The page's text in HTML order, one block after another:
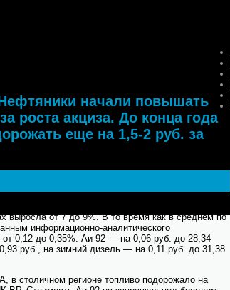
начали повышать
роста акциза. До конца года
еще на 1,5-2 руб. за
выросла от 7 до 9%. В то время как в среднем по
информационно-аналитического
от 0,12 до 0,35%. Аи-92 — на 0,06 руб. до 28,34
руб., на зимний дизель — на 0,11 руб. до 31,38
в столичном регионе топливо подорожало на